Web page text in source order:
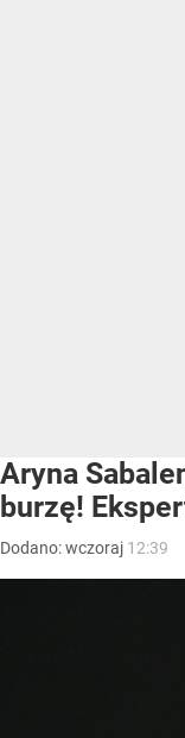
Aryna
burzę!
Dodano:wczoraj 12:39